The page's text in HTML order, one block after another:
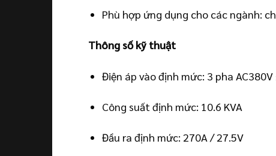
Phù hợp ứng dụng cho các ngành:
Thông số kỹ thuật
Điện áp vào định mức: 3 pha
Công suất định mức: 10.6 KVA
Đầu ra định mức: 270A / 27.5V